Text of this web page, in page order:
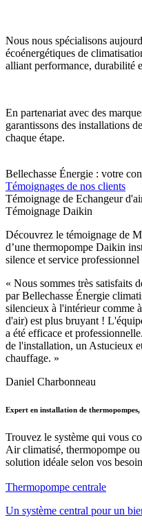
Nous nous spécialisons
écoénergétiques de
alliant performance, durabilité
En partenariat avec des
garantissons des installations
chaque étape.
Bellechasse Énergie : votre
Témoignages de nos clients
Témoignage de Echangeur
Témoignage Daikin
Découvrez le témoignage de
d’une thermopompe Daikin
silence et service
« Nous sommes très satisfaits
par Bellechasse Énergie
silencieux à l'intérieur comme
d'air) est plus bruyant !
a été efficace et
de l'installation, un Astucieux
chauffage. »
Daniel Charbonneau
Expert en installation de
Trouvez le système qui vous
Air climatisé, thermopompe
solution idéale selon vos
Thermopompe centrale
Un système central pour un